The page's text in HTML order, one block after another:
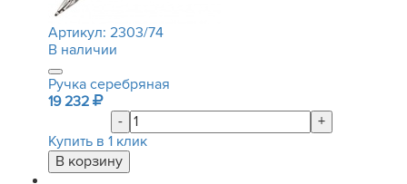
Артикул: 2303/74
В наличии
Ручка серебряная
19 232
-
+
Купить в 1 клик